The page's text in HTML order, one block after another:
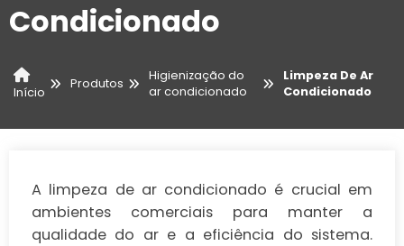
Condicionado
Início
Produtos
Higienização do
ar condicionado
Limpeza De Ar
Condicionado
A limpeza de ar condicionado é crucial em
ambientes comerciais para manter a
qualidade do ar e a eficiência do sistema.